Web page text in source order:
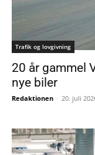
Trafik og lovgivning
20 år gammel
nye biler
Redaktionen - 20. juli